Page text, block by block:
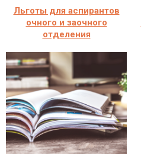
Льготы для аспирантов
очного и заочного
отделения